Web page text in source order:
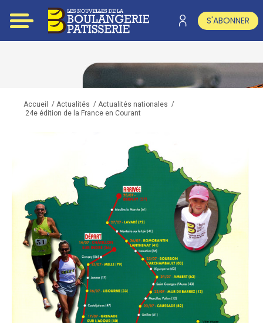
S'ABONNER
Accueil / Actualités / Actualités nationales /
24e édition de la France en Courant